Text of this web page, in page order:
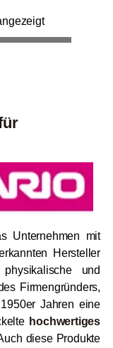
Unternehmen mit
Hersteller
und
Firmengründers,
Jahren eine
hochwertiges
diese Produkte